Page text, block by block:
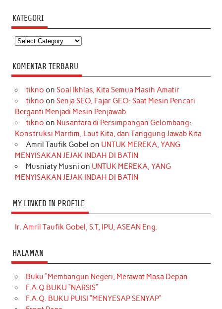
KATEGORI
Kategori
KOMENTAR TERBARU
tikno on Soal Ikhlas, Kita Semua Masih Amatir
tikno on Senja SEO, Fajar GEO: Saat Mesin Pencari
Berganti Menjadi Mesin Penjawab
tikno on Nusantara di Persimpangan Gelombang:
Konstruksi Maritim, Laut Kita, dan Tanggung Jawab Kita
Amril Taufik Gobel on UNTUK MEREKA, YANG
MENYISAKAN JEJAK INDAH DI BATIN
Musniaty Musni on UNTUK MEREKA, YANG
MENYISAKAN JEJAK INDAH DI BATIN
MY LINKED IN PROFILE
Ir. Amril Taufik Gobel, S.T, IPU, ASEAN Eng.
HALAMAN
Buku “Membangun Negeri, Merawat Masa Depan
F.A.Q BUKU “NARSIS”
F.A.Q. BUKU PUISI “MENYESAP SENYAP”